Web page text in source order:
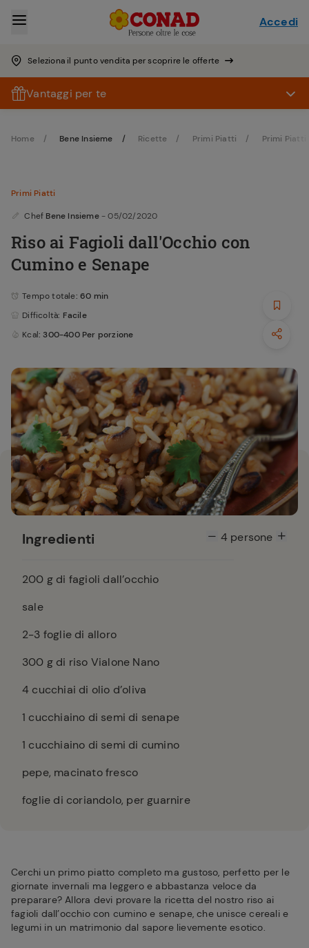
Seleziona il punto vendita per scoprire le offerte
Accedi
Vantaggi per te
Home Bene Insieme Ricette Primi Piatti Primi Piatti
Primi Piatti
Chef Bene Insieme - 05/02/2020
Riso ai Fagioli dall'Occhio con
Cumino e Senape
Tempo totale: 60 min
Difficoltà: Facile
Kcal: 300-400 Per porzione
Ingredienti 4persone
200 g di fagioli dall’occhio
sale
2-3 foglie di alloro
300 g di riso Vialone Nano
4 cucchiai di olio d’oliva
1 cucchiaino di semi di senape
1 cucchiaino di semi di cumino
pepe, macinato fresco
foglie di coriandolo, per guarnire
Cerchi un primo piatto completo ma gustoso, perfetto per le
giornate invernali ma leggero e abbastanza veloce da
preparare? Allora devi provare la ricetta del nostro riso ai
fagioli dall’occhio con cumino e senape, che unisce cereali e
legumi in un matrimonio dal sapore lievemente esotico.